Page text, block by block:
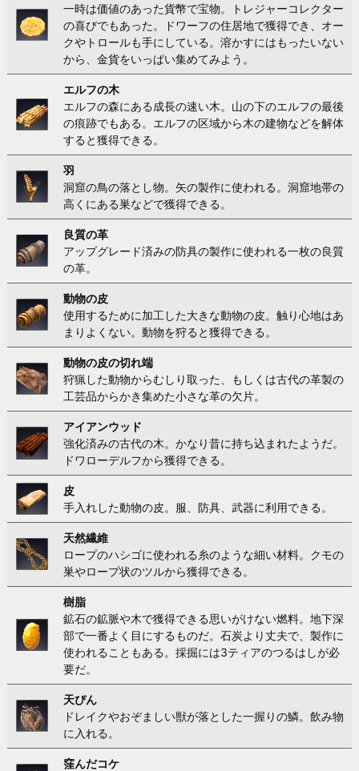
一時は価値のあった貨幣で宝物。トレジャーコレクター
の喜びでもあった。ドワーフの住居地で獲得でき、オー
クやトロールも手にしている。溶かすにはもったいない
から、金貨をいっぱい集めてみよう。
エルフの木
エルフの森にある成長の速い木。山の下のエルフの最後
の痕跡でもある。エルフの区域から木の建物などを解体
すると獲得できる。
羽
洞窟の鳥の落とし物。矢の製作に使われる。洞窟地帯の
高くにある巣などで獲得できる。
良質の革
アップグレード済みの防具の製作に使われる一枚の良質
の革。
動物の皮
使用するために加工した大きな動物の皮。触り心地はあ
まりよくない。動物を狩ると獲得できる。
動物の皮の切れ端
狩猟した動物からむしり取った、もしくは古代の革製の
工芸品からかき集めた小さな革の欠片。
アイアンウッド
強化済みの古代の木。かなり昔に持ち込まれたようだ。
ドワローデルフから獲得できる。
皮
手入れした動物の皮。服、防具、武器に利用できる。
天然繊維
ロープのハシゴに使われる糸のような細い材料。クモの
巣やロープ状のツルから獲得できる。
樹脂
鉱石の鉱脈や木で獲得できる思いがけない燃料。地下深
部で一番よく目にするものだ。石炭より丈夫で、製作に
使われることもある。採掘には3ティアのつるはしが必
要だ。
天ぴん
ドレイクやおぞましい獣が落とした一握りの鱗。飲み物
に入れる。
窪んだコケ